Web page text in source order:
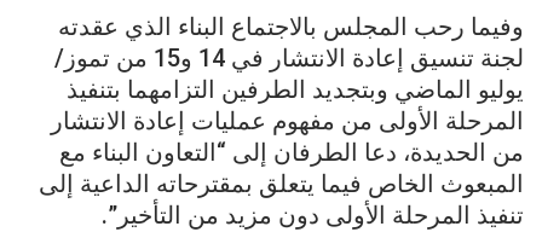
وفيما رحب المجلس بالاجتماع البناء الذي عقدته
لجنة تنسيق إعادة الانتشار في 14 و15 من تموز/
يوليو الماضي وبتجديد الطرفين التزامهما بتنفيذ
المرحلة الأولى من مفهوم عمليات إعادة الانتشار
من الحديدة، دعا الطرفان إلى “التعاون البناء مع
المبعوث الخاص فيما يتعلق بمقترحاته الداعية إلى
تنفيذ المرحلة الأولى دون مزيد من التأخير”.